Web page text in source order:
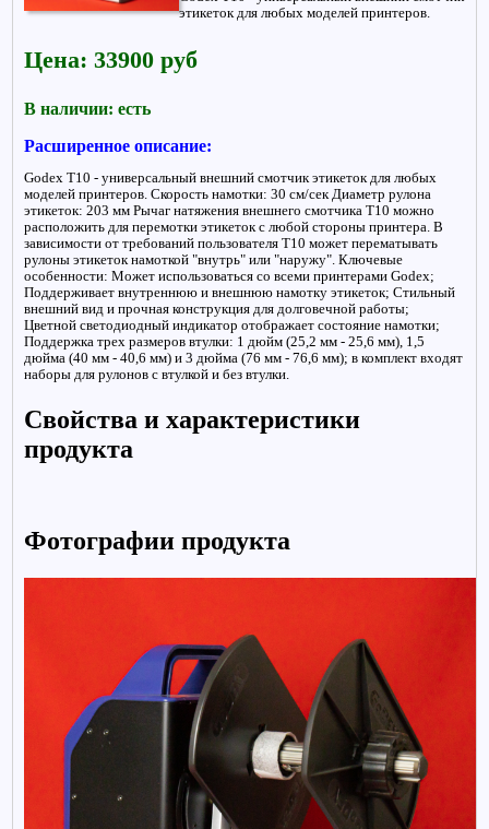
этикеток для любых моделей принтеров.
Цена: 33900 руб
В наличии: есть
Расширенное описание:
Godex T10 - универсальный внешний смотчик этикеток для любых
моделей принтеров. Скорость намотки: 30 см/сек Диаметр рулона
этикеток: 203 мм Рычаг натяжения внешнего смотчика T10 можно
расположить для перемотки этикеток с любой стороны принтера. В
зависимости от требований пользователя T10 может перематывать
рулоны этикеток намоткой "внутрь" или "наружу". Ключевые
особенности: Может использоваться со всеми принтерами Godex;
Поддерживает внутреннюю и внешнюю намотку этикеток; Стильный
внешний вид и прочная конструкция для долговечной работы;
Цветной светодиодный индикатор отображает состояние намотки;
Поддержка трех размеров втулки: 1 дюйм (25,2 мм - 25,6 мм), 1,5
дюйма (40 мм - 40,6 мм) и 3 дюйма (76 мм - 76,6 мм); в комплект входят
наборы для рулонов с втулкой и без втулки.
Свойства и характеристики
продукта
Фотографии продукта